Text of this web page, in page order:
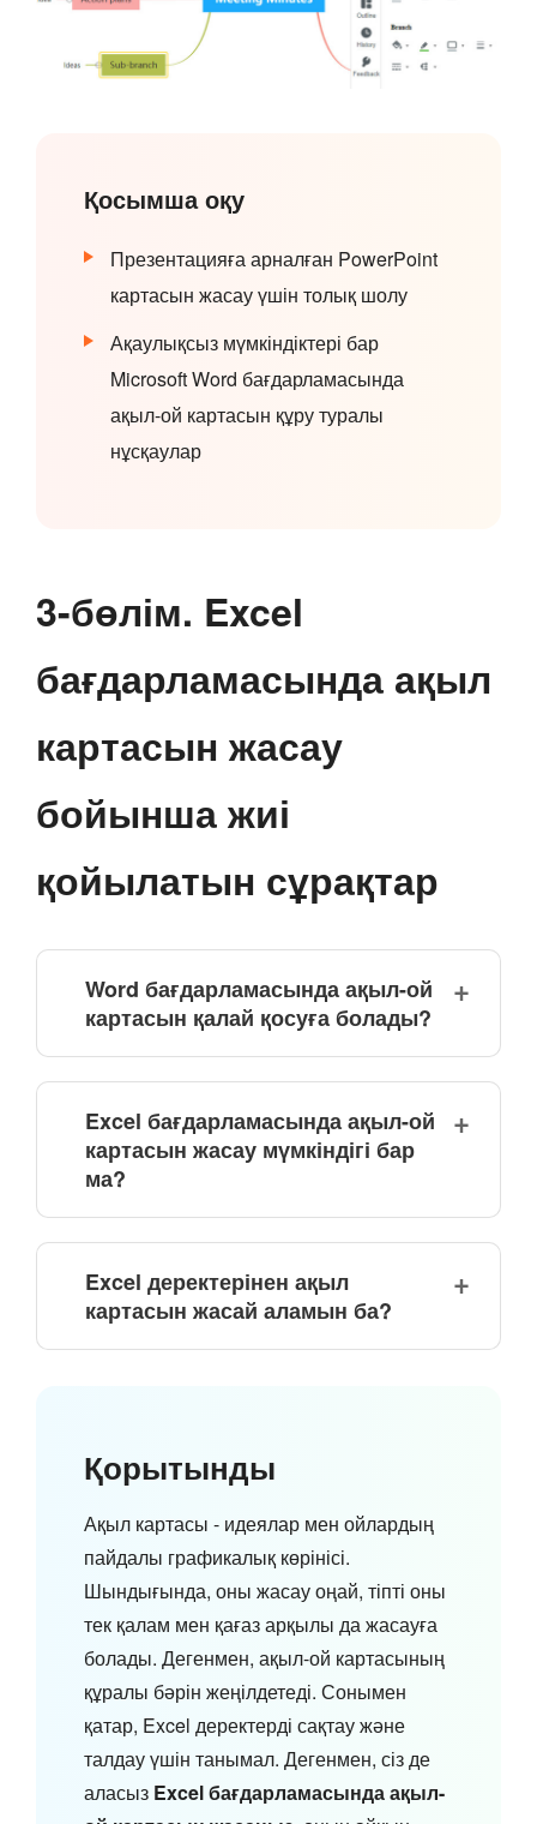
Қосымша оқу
Презентацияға арналған PowerPoint
картасын жасау үшін толық шолу
Ақаулықсыз мүмкіндіктері бар
Microsoft Word бағдарламасында
ақыл-ой картасын құру туралы
нұсқаулар
3-бөлім. Excel
бағдарламасында ақыл
картасын жасау
бойынша жиі
қойылатын сұрақтар
Word бағдарламасында ақыл-ой
картасын қалай қосуға болады?
Excel бағдарламасында ақыл-ой
картасын жасау мүмкіндігі бар
ма?
Excel деректерінен ақыл
картасын жасай аламын ба?
Қорытынды
Ақыл картасы - идеялар мен ойлардың
пайдалы графикалық көрінісі.
Шындығында, оны жасау оңай, тіпті оны
тек қалам мен қағаз арқылы да жасауға
болады. Дегенмен, ақыл-ой картасының
құралы бәрін жеңілдетеді. Сонымен
қатар, Excel деректерді сақтау және
талдау үшін танымал. Дегенмен, сіз де
аласыз Excel бағдарламасында ақыл-